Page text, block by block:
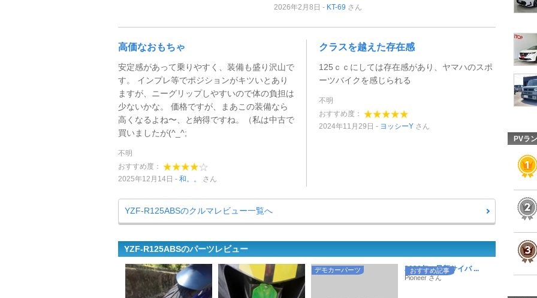
2026年2月8日
KT-69 さん
高価なおもちゃ
安定感があって乗りやすく、装備も盛り沢山で
す。 インプレ等でポジションがキツいとあり
ますが、ニーグリップしやすいので体の負担は
少ないかな。 価格ですが、まあこの装備なら
高くなるよね〜、と納得ですね。（私は中古で
買いましたが(^_^;
不明
おすすめ度：
2025年12月14日
和。。 さん
クラスを越えた存在感
125ｃｃにしては存在感があり、ヤマハのスポ
ーツバイクを感じられる
不明
おすすめ度：
2024年11月29日
ヨッシーY さん
YZF-R125ABSのクルマレビュー一覧へ
YZF-R125ABSのパーツレビュー
デモカーパーツ おすすめ記事
2026年の最新サイバ ...
Pioneer さん
PVラ